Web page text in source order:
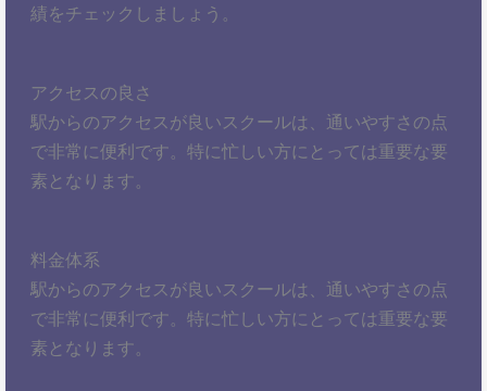
績をチェックしましょう。
アクセスの良さ
駅からのアクセスが良いスクールは、通いやすさの点
で非常に便利です。特に忙しい方にとっては重要な要
素となります。
料金体系
駅からのアクセスが良いスクールは、通いやすさの点
で非常に便利です。特に忙しい方にとっては重要な要
素となります。